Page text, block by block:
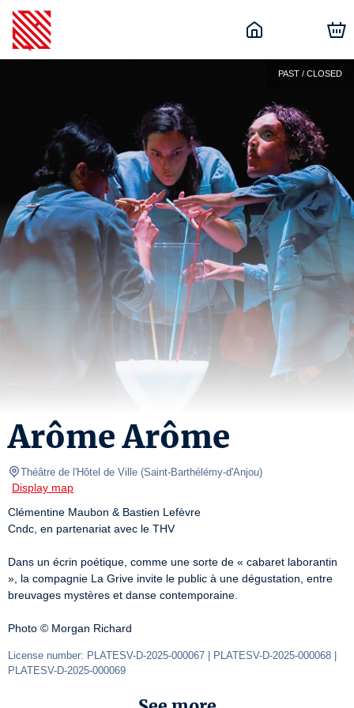
PAST / CLOSED
Arôme Arôme
Théâtre de l'Hôtel de Ville (Saint-Barthélémy-d'Anjou)
Display map
Clémentine Maubon & Bastien Lefèvre
Cndc, en partenariat avec le THV
Dans un écrin poétique, comme une sorte de « cabaret laborantin
», la compagnie La Grive invite le public à une dégustation, entre
breuvages mystères et danse contemporaine.‎
Photo © Morgan Richard
License number: PLATESV-D-2025-000067 | PLATESV-D-2025-000068 |
PLATESV-D-2025-000069